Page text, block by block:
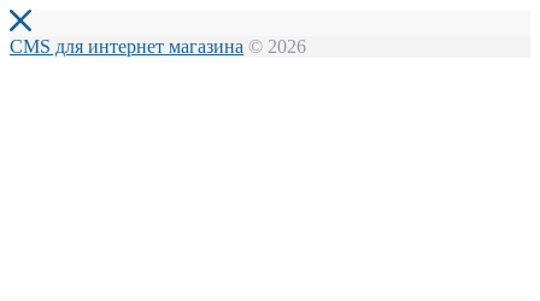
CMS для интернет магазина © 2026